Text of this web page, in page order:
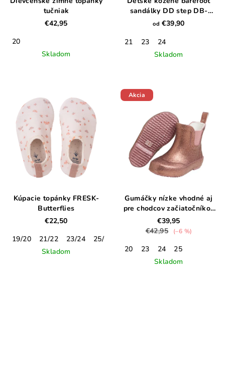
tučniak
€42,95
20
Skladom
sandálky DD step DB-
H070-51434A
od €39,90
21
23
24
Skladom
Kúpacie topánky FRESK-
Butterflies
€22,50
19/20
21/22 23/24 25/26
Skladom
Akcia
Gumáčky nízke vhodné aj
pre chodcov začiatočníkov
Gliter
€39,95
€42,95
(–6 %)
20 23 24
25
Skladom